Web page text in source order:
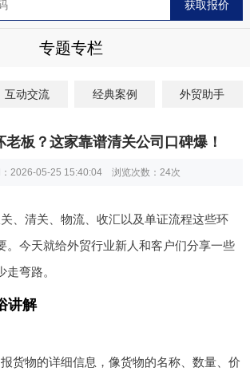
专题专栏
互动交流 经典案例 外贸助手
老板？这家靠谱清关公司口碑爆！
2026-05-25 15:40:04 浏览次数： 24次
、清关、物流、收汇以及单证流程这些环
。今天就给外贸行业新人和客户们分享一些
弯路。
讲解
货物的详细信息，像货物的名称、数量、价